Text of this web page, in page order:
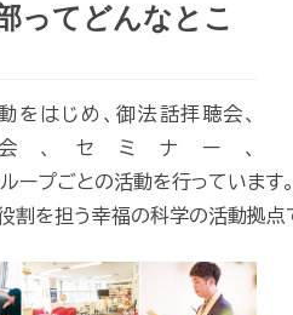
ってどんなとこ
をはじめ、御法話拝聴会、
、セミナー、
ープごとの活動を行っています
割を担う幸福の科学の活動拠点